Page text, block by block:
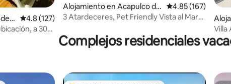
J Calificación promedio: 4.8 de 5, 127 reseñas
4.8 (127)
a 30
Alojamiento en Acapulco de
Juárez
Calificación
4.85 (167)
3 Atardeceres, Pet Friendly Vista al Mar
Villa
Complejos residenciales